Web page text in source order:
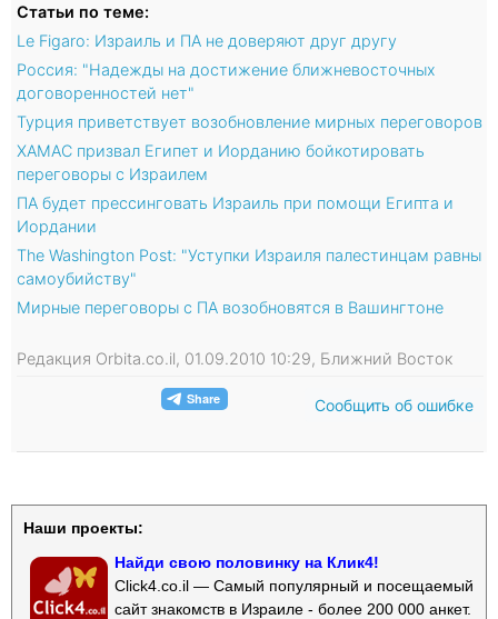
Статьи по теме:
Le Figaro: Израиль и ПА не доверяют друг другу
Россия: "Надежды на достижение ближневосточных
договоренностей нет"
Турция приветствует возобновление мирных переговоров
ХАМАС призвал Египет и Иорданию бойкотировать
переговоры с Израилем
ПА будет прессинговать Израиль при помощи Египта и
Иордании
The Washington Post: "Уступки Израиля палестинцам равны
самоубийству"
Мирные переговоры с ПА возобновятся в Вашингтоне
Редакция Orbita.co.il, 01.09.2010 10:29, Ближний Восток
Сообщить об ошибке
Наши проекты:
Найди свою половинку на Клик4!
Click4.co.il — Самый популярный и посещаемый
сайт знакомств в Израиле - более 200 000 анкет.